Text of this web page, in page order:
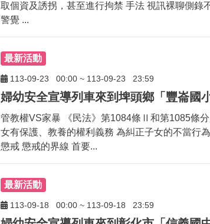
取個資及誘拐，甚至進行拘禁 手法 視訊裸聊側錄
警覺 ...
最新活動
113-09-23 00:00~ 113-09-23 23:59
管教權VS家暴 《民法》第1084條Ⅱ和第1085條
女有保護、教養的權利義務 為糾正子女的不當行
懲戒 懲戒的界線 首要...
最新活動
113-09-18 00:00~ 113-09-18 23:59